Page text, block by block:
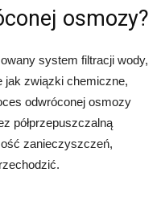
osmozy?
system filtracji wody,
jak związki chemiczne,
odwróconej osmozy
półprzepuszczalną
zanieczyszczeń,